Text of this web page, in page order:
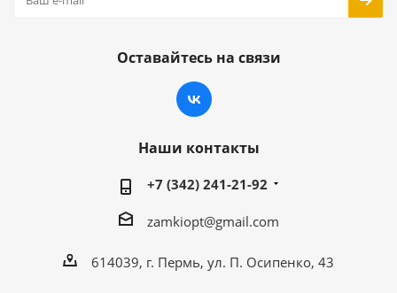
Оставайтесь на связи
Наши контакты
+7 (342) 241-21-92
zamkiopt@gmail.com
614039, г. Пермь, ул. П. Осипенко, 43